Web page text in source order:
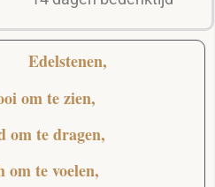
om te zien,
om te dragen,
om te voelen,